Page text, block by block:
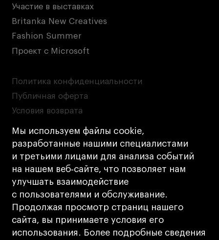
Мы используем файлы cookie,
разработанные нашими специалистами
и третьими лицами для анализа событий
на нашем веб‑сайте, что позволяет нам
улучшать взаимодействие
с пользователями и обслуживание.
Продолжая просмотр страниц нашего
сайта, вы принимаете условия его
использования. Более подробные сведения
Участие в выставках
Britanka New Creatives
Fashion Summer
Проект с Microsoft
Политика конфиденциальности
Публичная оферта
Условия возврата
Кредит на образование с господдержкой
Лицензия на осуществление образовательной
деятельности АНО ВО «Универсальный
Университет»
Карта сайта
Дизайн
Разработка